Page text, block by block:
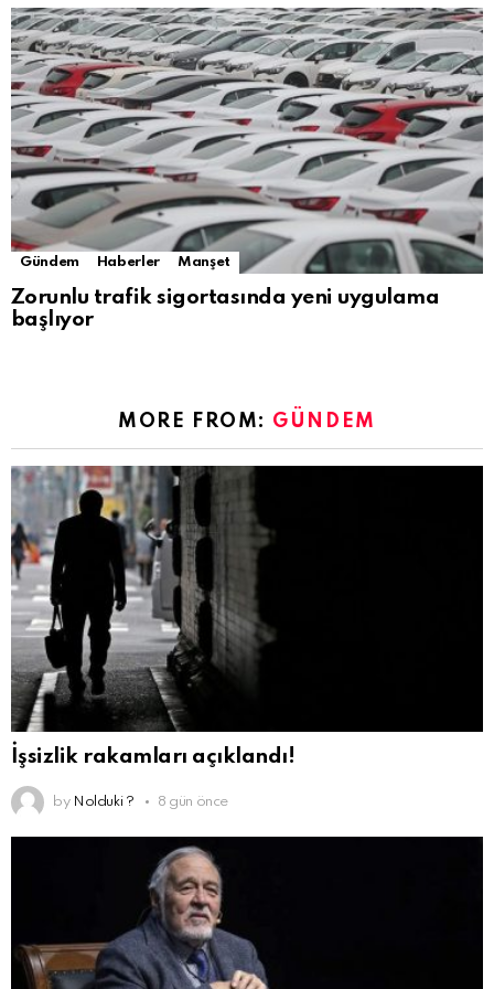
Gündem Haberler Manşet
Zorunlu trafik sigortasında yeni uygulama
başlıyor
MORE FROM: GÜNDEM
İşsizlik rakamları açıklandı!
by Nolduki ? 8 gün önce